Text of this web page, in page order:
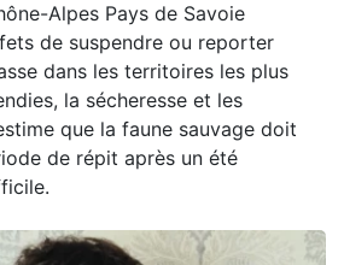
Alpes Pays de Savoie
de suspendre ou reporter
dans les territoires les plus
la sécheresse et les
que la faune sauvage doit
de répit après un été